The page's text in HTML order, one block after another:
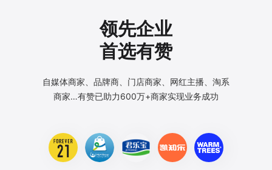
领先企业
首选有赞
自媒体商家、品牌商、门店商家、网红主播、淘系
商家…有赞已助力600万+商家实现业务成功